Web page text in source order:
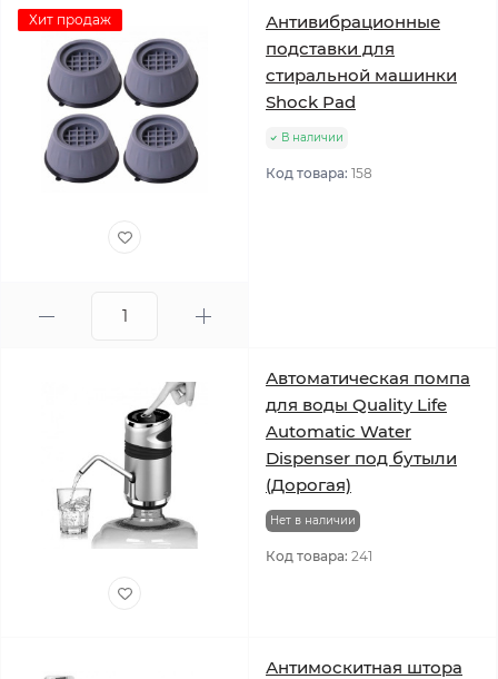
Хит продаж
Антивибрационные
подставки для
стиральной машинки
Shock Pad
В наличии
Код товара: 158
Автоматическая помпа
для воды Quality Life
Automatic Water
Dispenser под бутыли
(Дорогая)
Нет в наличии
Код товара: 241
Антимоскитная штора